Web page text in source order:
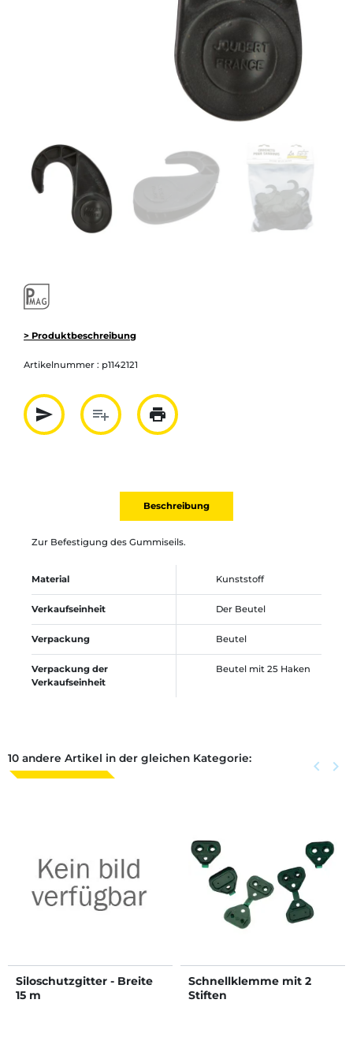
> Produktbeschreibung
Artikelnummer : p1142121
send
Partager par mail
playlist_add
Ajouter à la liste
print
Imprimer
Beschreibung
Zur Befestigung des Gummiseils.
Material Kunststoff
Verkaufseinheit Der Beutel
Verpackung Beutel
Verpackung der
Verkaufseinheit
Beutel mit 25 Haken
10 andere Artikel in der gleichen Kategorie: Zurück
keyboard_arrow_left keyboard_arrow_right
Siloschutzgitter - Breite
15 m
Schnellklemme mit 2
Stiften